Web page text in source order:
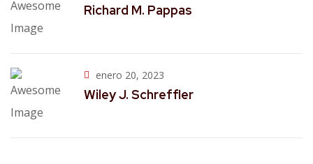
Richard M. Pappas
enero 20, 2023
Wiley J. Schreffler